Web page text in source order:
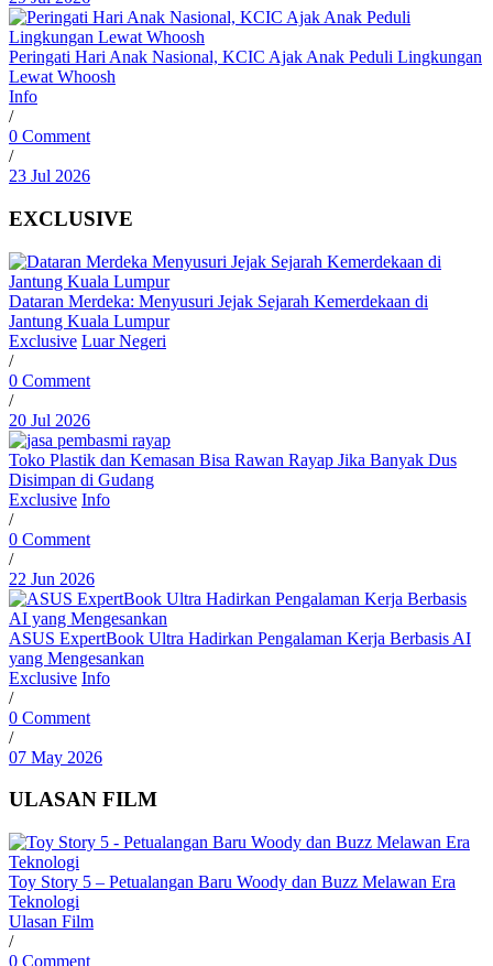
Peringati Hari Anak Nasional, KCIC Ajak Anak Peduli Lingkungan
Lewat Whoosh
Info
/
0 Comment
/
23 Jul 2026
EXCLUSIVE
Dataran Merdeka: Menyusuri Jejak Sejarah Kemerdekaan di
Jantung Kuala Lumpur
Exclusive Luar Negeri
/
0 Comment
/
20 Jul 2026
Toko Plastik dan Kemasan Bisa Rawan Rayap Jika Banyak Dus
Disimpan di Gudang
Exclusive Info
/
0 Comment
/
22 Jun 2026
ASUS ExpertBook Ultra Hadirkan Pengalaman Kerja Berbasis AI
yang Mengesankan
Exclusive Info
/
0 Comment
/
07 May 2026
ULASAN FILM
Toy Story 5 – Petualangan Baru Woody dan Buzz Melawan Era
Teknologi
Ulasan Film
/
0 Comment